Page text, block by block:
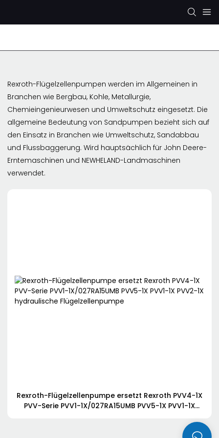
Rexroth-Flügelzellenpumpen werden im Allgemeinen in
Branchen wie Bergbau, Kohle, Metallurgie,
Chemieingenieurwesen und Umweltschutz eingesetzt. Die
allgemeine Bedeutung von Sandpumpen bezieht sich auf
den Einsatz in Branchen wie Umweltschutz, Sandabbau
und Flussbaggerung. Wird hauptsächlich für John Deere-
Erntemaschinen und NEWHELAND-Landmaschinen
verwendet.
Rexroth-Flügelzellenpumpe ersetzt Rexroth PVV4-1X
PVV-Serie PVV1-1X/027RA15UMB PVV5-1X PVV1-1X